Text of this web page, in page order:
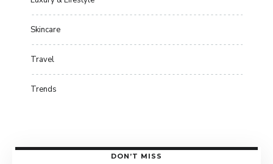
Skincare
Travel
Trends
DON’T MISS